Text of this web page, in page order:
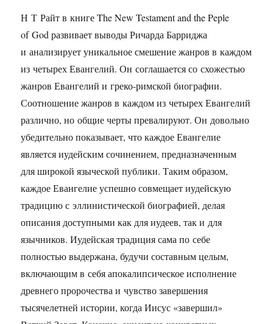
Н Т Райт в книге The New Testament and the Peple
of God развивает выводы Ричарда Барриджа
и анализирует уникальное смешение жанров в каждом
из четырех Евангелий. Он соглашается со схожестью
жанров Евангелий и греко-римской биографии.
Соотношение жанров в каждом из четырех Евангелий
различно, но общие черты превалируют. Он довольно
убедительно показывает, что каждое Евангелие
является иудейским сочинением, предназначенным
для широкой языческой публики. Таким образом,
каждое Евангелие успешно совмещает иудейскую
традицию с эллинистической биографией, делая
описания доступными как для иудеев, так и для
язычников. Иудейская традиция сама по себе
полностью выдержана, будучи составным целым,
включающим в себя апокалипсическое исполнение
древнего пророчества и чувство завершения
тысячелетней истории, когда Иисус «завершил»